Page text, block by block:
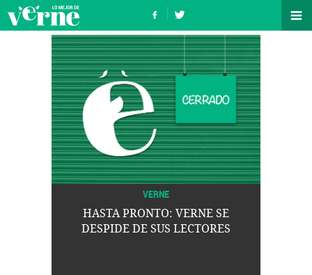
VERNE
HASTA PRONTO: VERNE SE
DESPIDE DE SUS LECTORES